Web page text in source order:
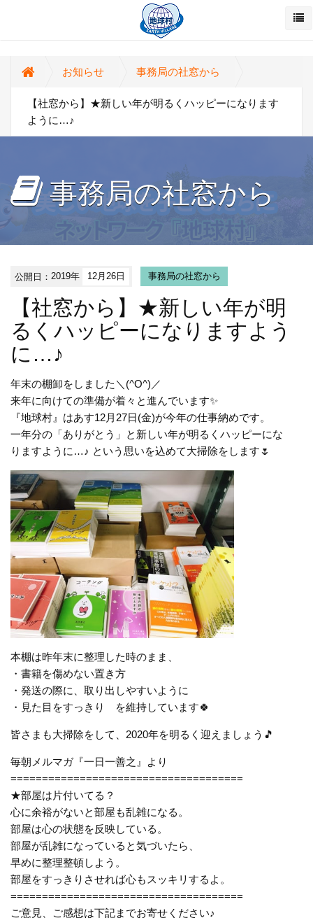
お知らせ 事務局の社窓から
【社窓から】★新しい年が明るくハッピーになります
ように…♪
事務局の社窓から
公開日：2019年 12月26日 事務局の社窓から
【社窓から】★新しい年が明
るくハッピーになりますよう
に…♪
年末の棚卸をしました＼(^O^)／
来年に向けての準備が着々と進んでいます✨
『地球村』はあす12月27日(金)が今年の仕事納めです。
一年分の「ありがとう」と新しい年が明るくハッピーにな
りますように…♪ という思いを込めて大掃除をします🌷
本棚は昨年末に整理した時のまま、
・書籍を傷めない置き方
・発送の際に、取り出しやすいように
・見た目をすっきり を維持しています🍀
皆さまも大掃除をして、2020年を明るく迎えましょう🎵
毎朝メルマガ『一日一善之』より
=====================================
★部屋は片付いてる？
心に余裕がないと部屋も乱雑になる。
部屋は心の状態を反映している。
部屋が乱雑になっていると気づいたら、
早めに整理整頓しよう。
部屋をすっきりさせれば心もスッキリするよ。
=====================================
ご意見、ご感想は下記までお寄せください♪